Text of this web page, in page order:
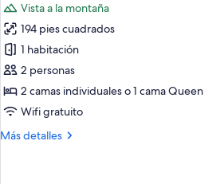
o
2
individuales
fotos
de
Habitación
superior
con
1
matrimonial
Vista a la montaña
194 pies cuadrados
1 habitación
2 personas
2 camas individuales o 1 cama Queen
Wifi gratuito
Más detalles
Más